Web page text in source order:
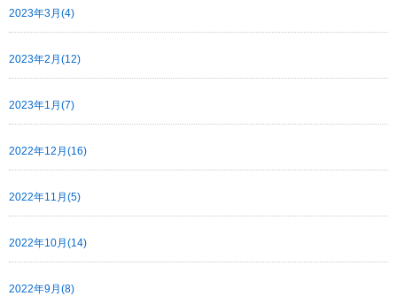
2023年3月(4)
2023年2月(12)
2023年1月(7)
2022年12月(16)
2022年11月(5)
2022年10月(14)
2022年9月(8)